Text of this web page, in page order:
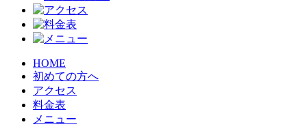
HOME
初めての方へ
アクセス
料金表
メニュー